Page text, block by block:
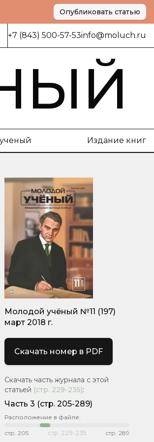
Опубликовать статью
+7 (843) 500-57-53info@moluch.ru
Издание книг
Молодой учёный №11 (197)
март 2018 г.
Скачать номер в PDF
Скачать часть журнала с этой
статьей (стр. 229-235):
Часть 3 (стр. 205-289)
Расположение в файле:
стр. 205 стр. 229-235 стр. 289